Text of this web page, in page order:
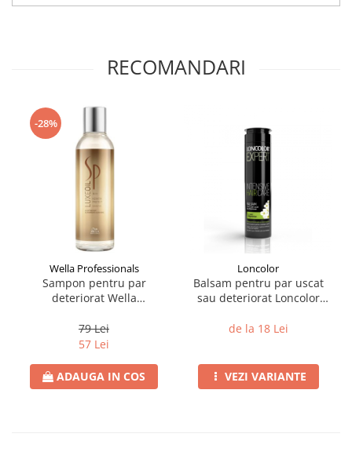
RECOMANDARI
-28%
Wella Professionals
Sampon pentru par
deteriorat Wella
Keratin Protect 200 ml
79 Lei
57 Lei
ADAUGA IN COS
Loncolor
Balsam pentru par uscat
sau deteriorat Loncolor
250 ml
de la 18 Lei
VEZI VARIANTE